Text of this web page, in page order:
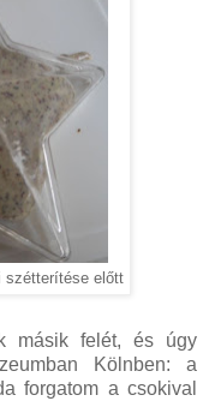
szétterítése előtt
másik felét, és úgy
Kölnben: a
forgatom a csokival